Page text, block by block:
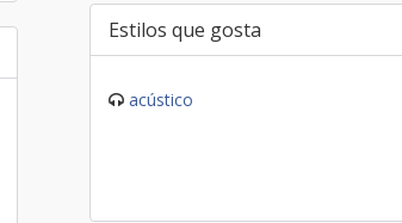
Estilos que gosta
acústico